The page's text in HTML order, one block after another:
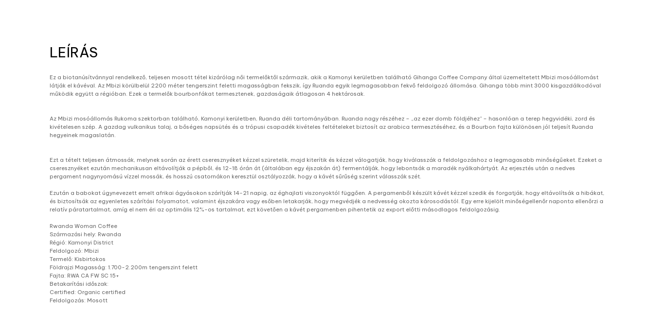
LEÍRÁS
Ez a biotanúsítvánnyal rendelkező, teljesen mosott tétel kizárólag női termelőktől származik, akik a Kamonyi kerületben található Gihanga Coffee Company által üzemeltetett Mbizi mosóállomást
látják el kávéval. Az Mbizi körülbelül 2200 méter tengerszint feletti magasságban fekszik, így Ruanda egyik legmagasabban fekvő feldolgozó állomása. Gihanga több mint 3000 kisgazdálkodóval
működik együtt a régióban. Ezek a termelők bourbonfákat termesztenek, gazdaságaik átlagosan 4 hektárosak.
Az Mbizi mosóállomás Rukoma szektorban található, Kamonyi kerületben, Ruanda déli tartományában. Ruanda nagy részéhez – „az ezer domb földjéhez” – hasonlóan a terep hegyvidéki, zord és
kivételesen szép. A gazdag vulkanikus talaj, a bőséges napsütés és a trópusi csapadék kivételes feltételeket biztosít az arabica termesztéséhez, és a Bourbon fajta különösen jól teljesít Ruanda
hegyeinek magaslatán.
Ezt a tételt teljesen átmossák, melynek során az érett cseresznyéket kézzel szüretelik, majd kiterítik és kézzel válogatják, hogy kiválasszák a feldolgozáshoz a legmagasabb minőségűeket. Ezeket a
cseresznyéket ezután mechanikusan eltávolítják a pépből, és 12-18 órán át (általában egy éjszakán át) fermentálják, hogy lebontsák a maradék nyálkahártyát. Az erjesztés után a nedves
pergament nagynyomású vízzel mossák, és hosszú csatornákon keresztül osztályozzák, hogy a kávét sűrűség szerint válasszák szét.
Ezután a babokat úgynevezett emelt afrikai ágyásokon szárítják 14-21 napig, az éghajlati viszonyoktól függően. A pergamenből készült kávét kézzel szedik és forgatják, hogy eltávolítsák a hibákat,
és biztosítsák az egyenletes szárítási folyamatot, valamint éjszakára vagy esőben letakarják, hogy megvédjék a nedvesség okozta károsodástól. Egy erre kijelölt minőségellenőr naponta ellenőrzi a
relatív páratartalmat, amíg el nem éri az optimális 12%-os tartalmat, ezt követően a kávét pergamenben pihentetik az export előtti másodlagos feldolgozásig.
Rwanda Woman Coffee
Származási hely: Rwanda
Régió: Kamonyi District
Feldolgozó: Mbizi
Termelő: Kisbirtokos
Földrajzi Magasság: 1.700-2.200m tengerszint felett
Fajta: RWA CA FW SC 15+
Betakarítási időszak:
Certified: Organic certified
Feldolgozás: Mosott